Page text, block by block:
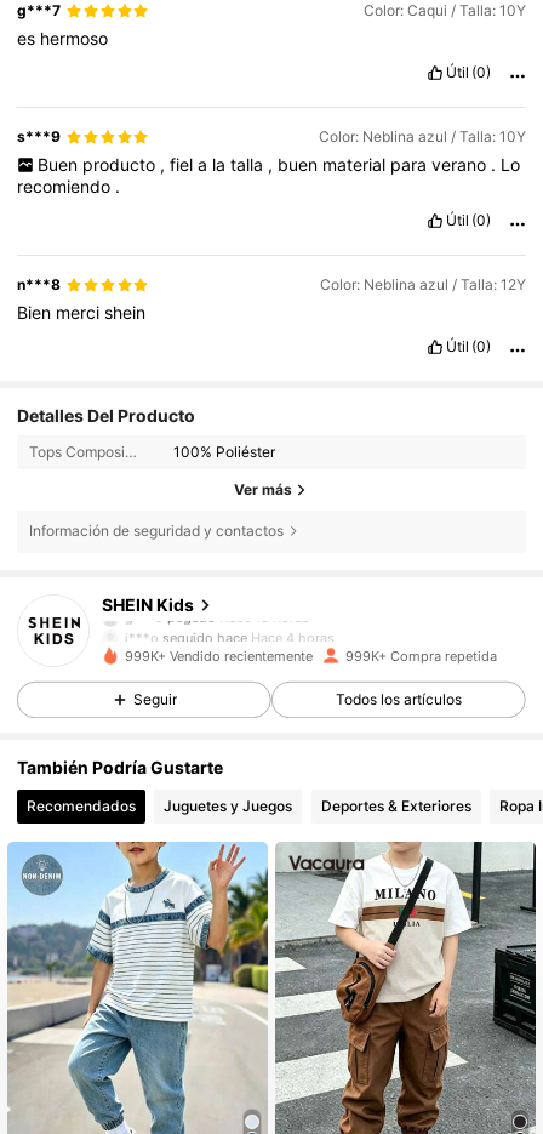
g***7 Color: Caqui / Talla: 10Y
es hermoso
Útil (0)
s***9 Color: Neblina azul / Talla: 10Y
Buen producto , fiel a la talla , buen material para verano . Lo
recomiendo .
Útil (0)
n***8 Color: Neblina azul / Talla: 12Y
Bien mercishein
Útil (0)
Detalles Del Producto
Tops Composición: 100% Poliéster
Ver más
Información de seguridad y contactos
SHEIN Kids
j***o seguido hace Hace 4 horas
4,90 807K Seguidores
4,90 807K Seguidores
4,90 807K Seguidores
999K+ Vendido recientemente 999K+ Compra repetida
Seguir Todos los artículos
También Podría Gustarte
Recomendados Juguetes y Juegos Deportes & Exteriores Ropa